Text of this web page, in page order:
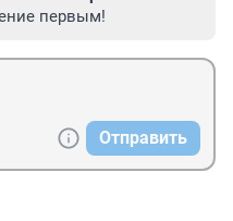
первым!
Отправить